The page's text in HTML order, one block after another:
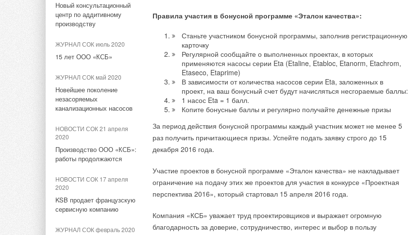
Новый консультационный
центр по аддитивному
производству
ЖУРНАЛ СОК июль 2020
15 лет ООО «КСБ»
ЖУРНАЛ СОК май 2020
Новейшее поколение
незасоряемых
канализационных насосов
НОВОСТИ СОК 21 апреля
2020
Производство ООО «КСБ»:
работы продолжаются
НОВОСТИ СОК 17 апреля
2020
KSB продает французскую
сервисную компанию
ЖУРНАЛ СОК февраль 2020
Правила участия в бонусной программе «Эталон качества»:
Станьте участником бонусной программы, заполнив регистрационную
карточку
Регулярной сообщайте о выполненных проектах, в которых
применяются насосы серии Eta (Etaline, Etabloc, Etanorm, Etachrom,
Etaseco, Etaprime)
В зависимости от количества насосов серии Eta, заложенных в
проект, на ваш бонусный счет будут начисляться несгораемые баллы:
1 насос Eta = 1 балл.
Копите бонусные баллы и регулярно получайте денежные призы
За период действия бонусной программы каждый участник может не менее 5
раз получить причитающиеся призы. Успейте подать заявку строго до 15
декабря 2016 года.
Участие проектов в бонусной программе «Эталон качества» не накладывает
ограничение на подачу этих же проектов для участия в конкурсе «Проектная
перспектива 2016», который стартовал 15 апреля 2016 года.
Компания «КСБ» уважает труд проектировщиков и выражает огромную
благодарность за доверие, сотрудничество, интерес и выбор в пользу
ООО «Виссманн»
представил новинку -
газовые настенные
EOMIX
2023
Производитель
кондиционеров Carrier Global
Corp покупает
подразделение Viessmann
НОВОСТИ СОК 24 апреля
Компании Viessmann в
России переходят новому
Предприятие Viessmann в
Липецке: локализация на 100
НОВОСТИ СОК 3 февраля
2022
OpenDanfoss
2022
Danfoss расширил
возможности программы
Hexact
НОВОСТИ СОК 27 декабря
2021
Председатель совета
директоров Danfoss Йорген
Мадс Клаусен удостоен
2021
«Данфосс» расширяет
под российские требования. Техническое отличие – весь модельный ряд под
производство изделия в России и в соответствии с внутренними требованиями
компании Данфосс запускается отдельный модельный ряд.
На период с 11 мая 2016 по 1 августа 2016 (период полного перехода на
новую номенклатуру) при заказе новых кодов возможно проведение отгрузки
аналогичной продукции заменяемых старых серий в зависимости от
присутствия той или иной продукции на складе. По вашему запросу мы готовы
давать необходимые разъяснения всем заказчикам.
Обращаем Ваше внимание, что после перехода на новую номенклатуру,
отозваны соответственные разрешительные сертификаты на замещенные
серии изделий. Так же продукция этих серий, производимая для стран Европы
и Азии будет менять свои технические характеристики в соответствии с
неприменимой в инженерных системах соответствующих техническим
требованиям, принятым в Российской Федерации и странах Таможенного